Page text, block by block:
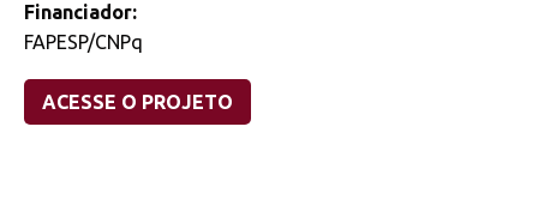
Financiador:
FAPESP/CNPq
ACESSE O PROJETO